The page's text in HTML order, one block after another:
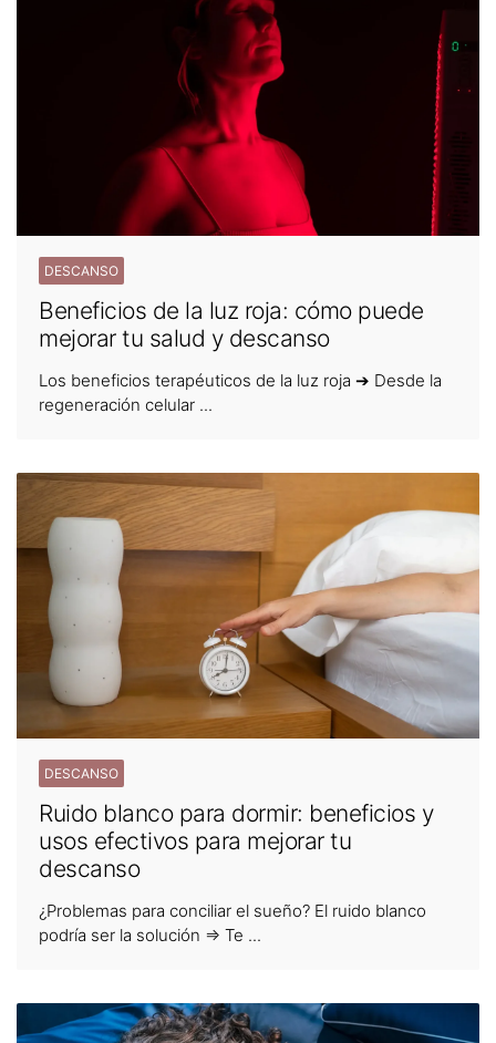
DESCANSO
Beneficios de la luz roja: cómo puede
mejorar tu salud y descanso
Los beneficios terapéuticos de la luz roja ➔ Desde la
regeneración celular ...
DESCANSO
Ruido blanco para dormir: beneficios y
usos efectivos para mejorar tu
descanso
¿Problemas para conciliar el sueño? El ruido blanco
podría ser la solución ⇒ Te ...